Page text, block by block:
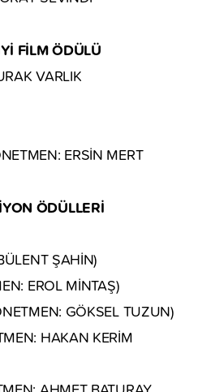
FİLM ÖDÜLÜ
VARLIK
ERSİN MERT
ÖDÜLLERİ
ŞAHİN)
EROL MİNTAŞ)
GÖKSEL TUZUN)
HAKAN KERİM